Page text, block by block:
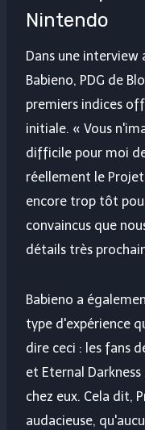
Nintendo
Dans une interview
Babieno, PDG de
premiers indices
initiale. « Vous
difficile pour moi
réellement le
encore trop tôt
convaincus que
détails très
Babieno a
type d'expérience
dire ceci : les fans
et Eternal
chez eux. Cela dit,
audacieuse,